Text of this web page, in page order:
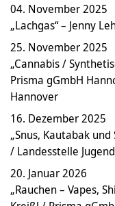
04. November 2025
„Lachgas“ – Jenny
25. November 2025
„Cannabis /
Prisma gGmbH
Hannover
16. Dezember 2025
„Snus, Kautabak
/ Landesstelle
20. Januar 2026
„Rauchen – Vapes,